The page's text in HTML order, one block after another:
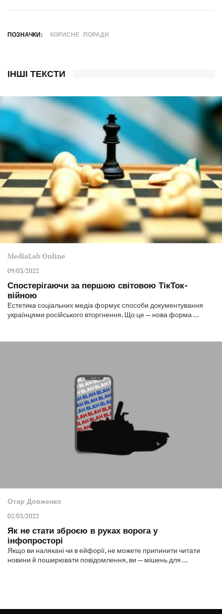
ПОЗНАЧКИ: КОРИСНЕ ПОРАДИ
ІНШІ ТЕКСТИ
MediaLab Online
09/03/2022
Спостерігаючи за першою світовою ТікТок-
війною
Естетика соціальних медіа формує способи документування
українцями російського вторгнення. Що це — нова форма …
Отар Довженко
02/03/2022
Як не стати зброєю в руках ворога у
інфопросторі
Якщо ви налякані чи в ейфорії, не можете припинити читати
новини й поширювати повідомлення, ви — мішень для …